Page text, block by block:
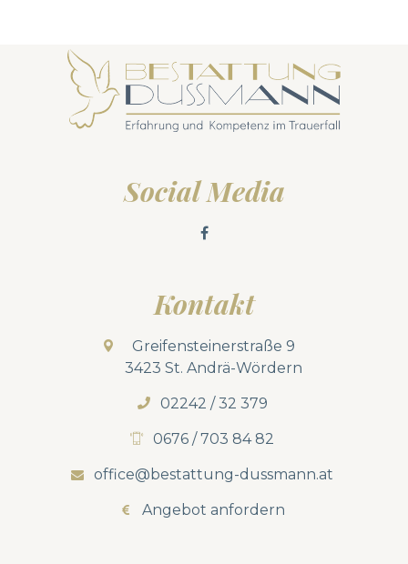
Social Media
Kontakt
Greifensteinerstraße 9
3423 St. Andrä-Wördern
02242 / 32 379
0676 / 703 84 82
office@bestattung-dussmann.at
Angebot anfordern